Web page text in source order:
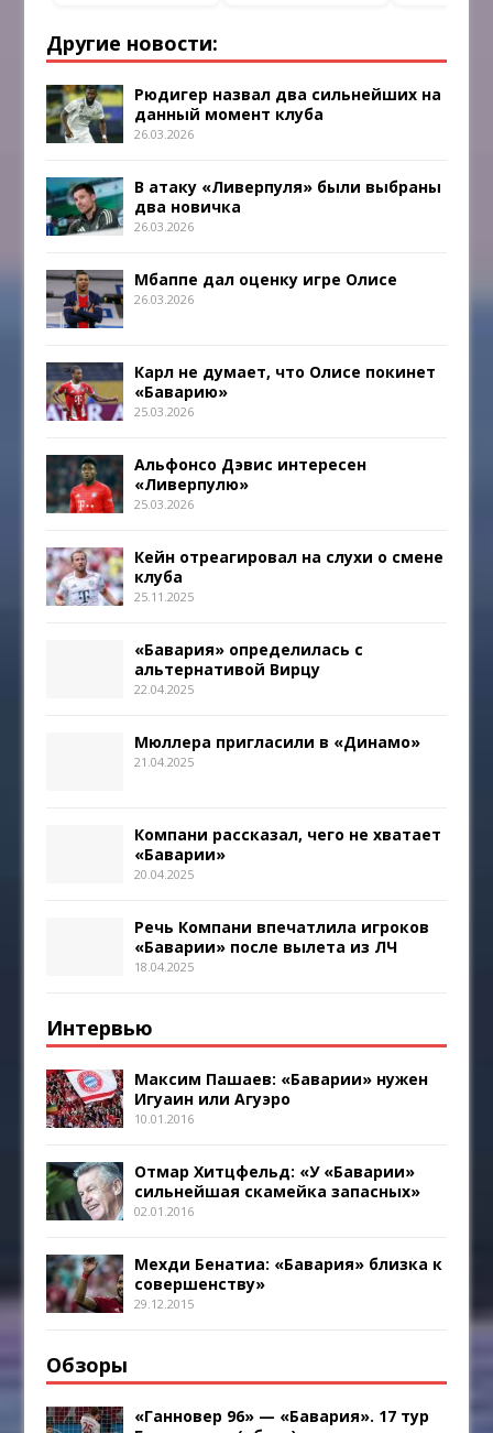
Другие новости:
Рюдигер назвал два сильнейших на
данный момент клуба
26.03.2026
В атаку «Ливерпуля» были выбраны
два новичка
26.03.2026
Мбаппе дал оценку игре Олисе
26.03.2026
Карл не думает, что Олисе покинет
«Баварию»
25.03.2026
Альфонсо Дэвис интересен
«Ливерпулю»
25.03.2026
Кейн отреагировал на слухи о смене
клуба
25.11.2025
«Бавария» определилась с
альтернативой Вирцу
22.04.2025
Мюллера пригласили в «Динамо»
21.04.2025
Компани рассказал, чего не хватает
«Баварии»
20.04.2025
Речь Компани впечатлила игроков
«Баварии» после вылета из ЛЧ
18.04.2025
Интервью
Максим Пашаев: «Баварии» нужен
Игуаин или Агуэро
10.01.2016
Отмар Хитцфельд: «У «Баварии»
сильнейшая скамейка запасных»
02.01.2016
Мехди Бенатиа: «Бавария» близка к
совершенству»
29.12.2015
Обзоры
«Ганновер 96» — «Бавария». 17 тур